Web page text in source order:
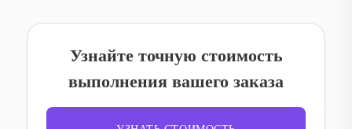
Узнайте точную стоимость
выполнения вашего заказа